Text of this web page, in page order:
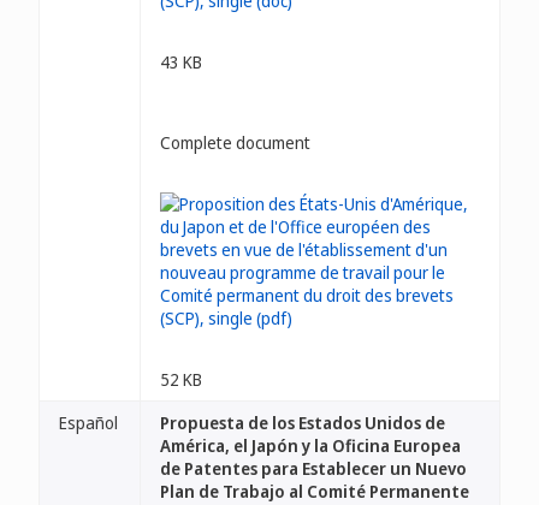
43 KB
Complete document
52 KB
Español
Propuesta de los Estados Unidos de
América, el Japón y la Oficina Europea
de Patentes para Establecer un Nuevo
Plan de Trabajo al Comité Permanente